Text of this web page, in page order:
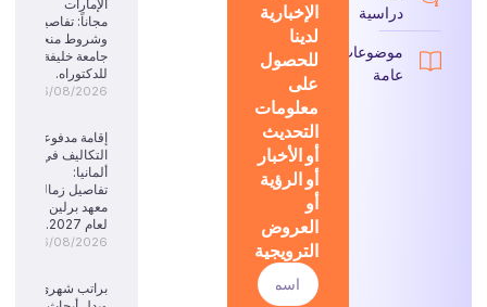
دراسية
موضوعات
عامة
الإخبارية
للحصول
على
معلومات
التحديث
أو الأخبار
أو الرؤية
العروض
الترويجية
الإمارات
مجاناً: تفاصيل
وشروط منحة
جامعة خليفة
للدكتوراه.
06/08/2026
إقامة مدفوعة
التكاليف في
ألمانيا:
تفاصيل زمالة
معهد برلين
06/08/2026
براتب شهري